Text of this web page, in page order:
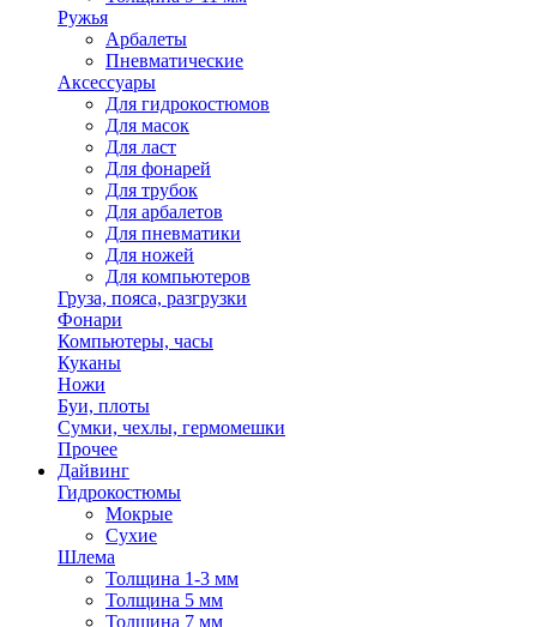
Ружья
Арбалеты
Пневматические
Аксессуары
Для гидрокостюмов
Для масок
Для ласт
Для фонарей
Для трубок
Для арбалетов
Для пневматики
Для ножей
Для компьютеров
Груза, пояса, разгрузки
Фонари
Компьютеры, часы
Куканы
Ножи
Буи, плоты
Сумки, чехлы, гермомешки
Прочее
Дайвинг
Гидрокостюмы
Мокрые
Сухие
Шлема
Толщина 1-3 мм
Толщина 5 мм
Толщина 7 мм